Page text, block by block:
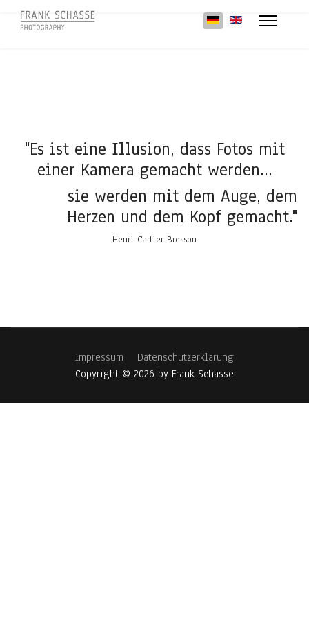
Sprache auswählen
"Es ist eine Illusion, dass Fotos mit
einer Kamera gemacht werden...
sie werden mit dem Auge, dem
Herzen und dem Kopf gemacht."
Henri Cartier-Bresson
Impressum
Datenschutzerklärung
Copyright © 2026 by Frank Schasse